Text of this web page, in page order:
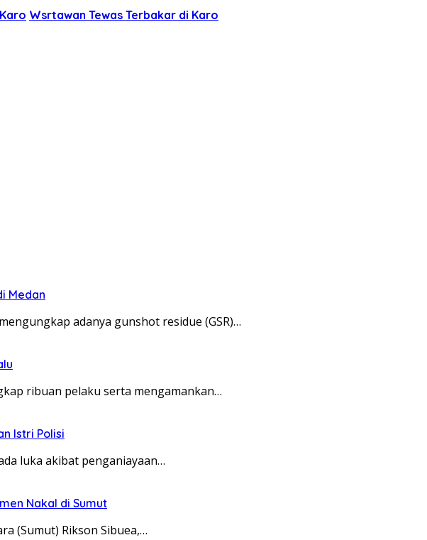
Wsrtawan Tewas Terbakar di Karo
Medan
adanya gunshot residue (GSR)…
ribuan pelaku serta mengamankan…
Istri Polisi
luka akibat penganiayaan…
Nakal di Sumut
(Sumut) Rikson Sibuea,…